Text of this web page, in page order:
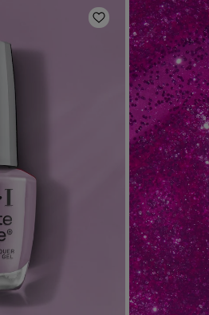
Ajouter aux